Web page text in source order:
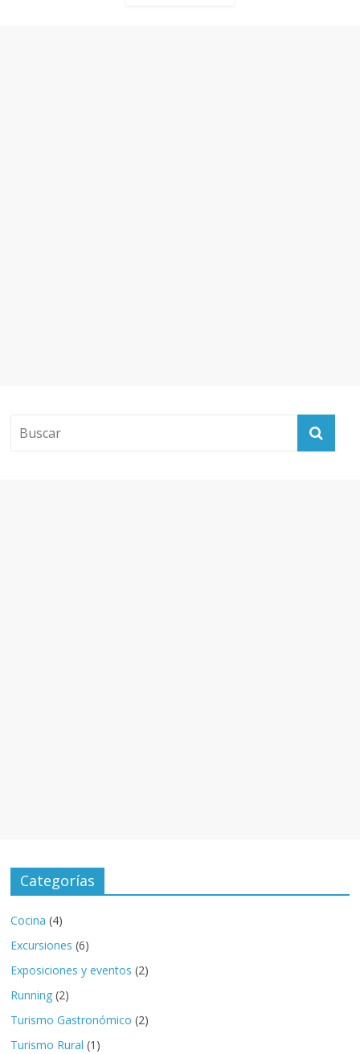
Categorías
Cocina (4)
Excursiones (6)
Exposiciones y eventos (2)
Running (2)
Turismo Gastronómico (2)
Turismo Rural (1)